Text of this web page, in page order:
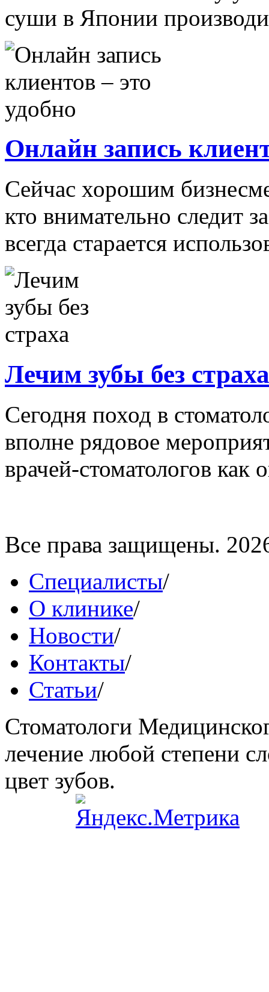
суши в Японии
Онлайн запись
Сейчас хорошим
кто внимательно следит
всегда старается
Лечим зубы без страха
Сегодня поход в
вполне рядовое
врачей-стоматологов как
Все права защищены.
Специалисты/
О клинике/
Новости/
Контакты/
Статьи/
Стоматологи
лечение любой степени
цвет зубов.